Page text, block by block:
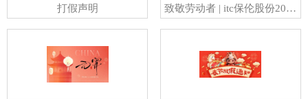
打假声明 致敬劳动者 | itc保伦股份2026年五一劳动节放假安排，请查收！